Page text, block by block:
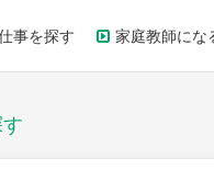
事を探す 家庭教師にな